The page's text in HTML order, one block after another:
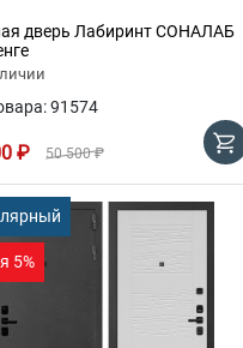
дверь Лабиринт СОНАЛАБ
91574
₽ 50 500 ₽
5%